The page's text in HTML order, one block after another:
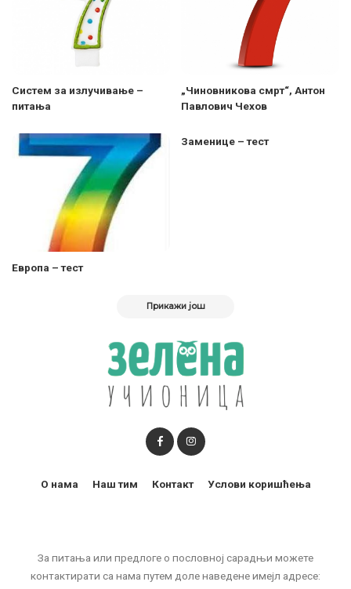
Систем за излучивање –
питања
„Чиновникова смрт“, Антон
Павлович Чехов
Европа – тест
Заменице – тест
Прикажи још
За питања или предлоге о пословној сарадњи можете
контактирати са нама путем доле наведене имејл адресе:
О нама Наш тим Контакт Услови коришћења